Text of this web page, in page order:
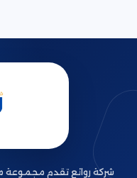
شركة روائع تقدم مجموعة